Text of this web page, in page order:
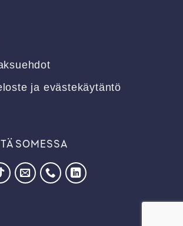
ja evästekäytäntö
SOMESSA